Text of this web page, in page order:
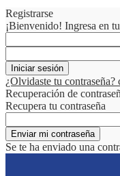
Registrarse
¡Bienvenido! Ingresa en
¿Olvidaste tu contraseña?
Recuperación de
Recupera tu contraseña
Se te ha enviado una